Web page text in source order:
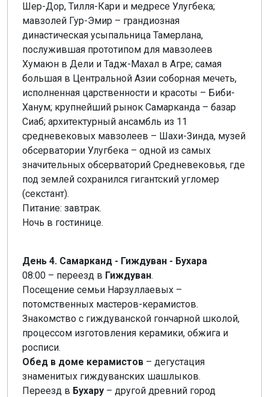
Шер-Дор, Тилля-Кари и медресе Улугбека;
мавзолей Гур-Эмир – грандиозная
династическая усыпальница Тамерлана,
послужившая прототипом для мавзолеев
Хумаюн в Дели и Тадж-Махал в Агре; самая
большая в Центральной Азии соборная мечеть,
исполненная царственности и красоты – Биби-
Ханум; крупнейший рынок Самарканда – базар
Сиаб; архитектурный ансамбль из 11
средневековых мавзолеев – Шахи-Зинда, музей
обсерватории Улугбека – одной из самых
значительных обсерваторий Средневековья, где
под землей сохранился гигантский угломер
(секстант).
Питание: завтрак.
Ночь в гостинице.
День 4. Самарканд - Гиждуван - Бухара
08:00 – переезд в Гиждуван.
Посещение семьи Нарзуллаевых –
потомственных мастеров-керамистов.
Знакомство с гиждуванской гончарной школой,
процессом изготовления керамики, обжига и
росписи.
Обед в доме керамистов – дегустация
знаменитых гиждуванских шашлыков.
Переезд в Бухару – другой древний город